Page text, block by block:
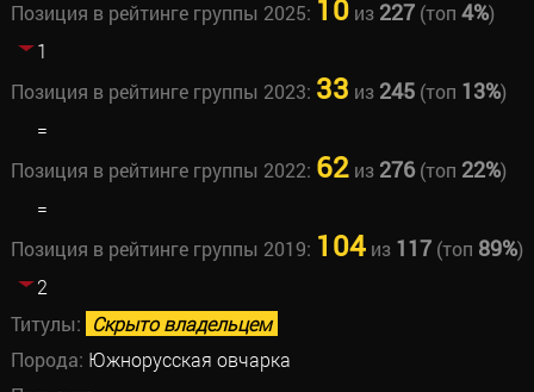
Позиция в рейтинге группы 2025: 10из 227(топ 4%)
1
Позиция в рейтинге группы 2023: 33 из 245(топ 13%)
=
Позиция в рейтинге группы 2022: 62из 276(топ 22%)
=
Позиция в рейтинге группы 2019: 104из 117(топ 89%)
2
Титулы: Скрыто владельцем
Порода: Южнорусская овчарка